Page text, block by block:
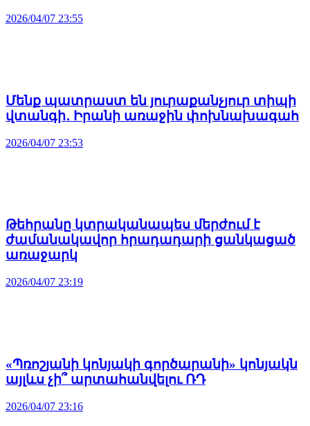
2026/04/07 23:55
Մենք պատրաստ են յուրաքանչյուր տիպի
վտանգի․ Իրանի առաջին փոխնախագահ
2026/04/07 23:53
Թեհրանը կտրականապես մերժում է
ժամանակավոր հրադադարի ցանկացած
առաջարկ
2026/04/07 23:19
«Պռոշյանի կոնյակի գործարանի» կոնյակն
այլևս չի՞ արտահանվելու ՌԴ
2026/04/07 23:16